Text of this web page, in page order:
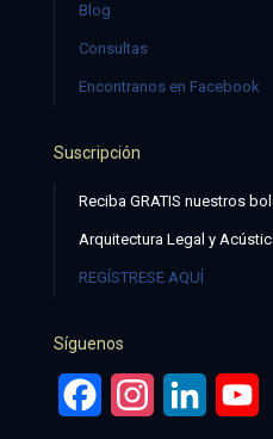
Blog
Consultas
Encontranos en Facebook
Suscripción
Reciba GRATIS nuestros
Arquitectura Legal y
REGÍSTRESE AQUÍ
Síguenos
FacebookInstagramLinkedIn